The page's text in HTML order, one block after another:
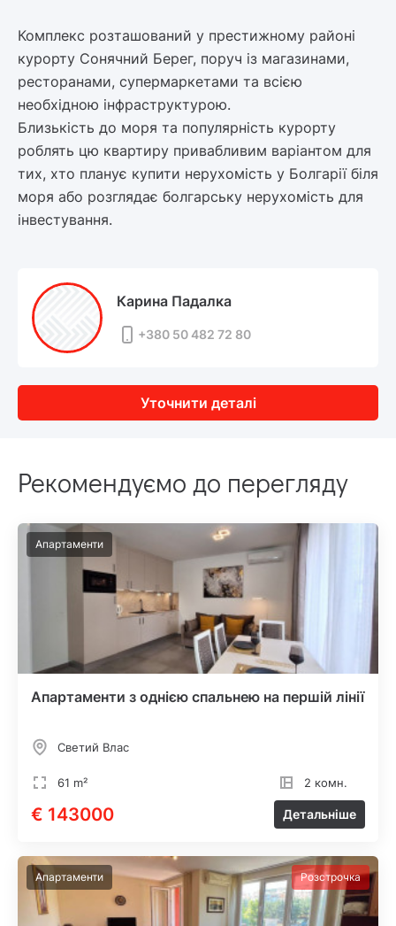
Комплекс розташований у престижному районі
курорту Сонячний Берег, поруч із магазинами,
ресторанами, супермаркетами та всією
необхідною інфраструктурою.
Близькість до моря та популярність курорту
роблять цю квартиру привабливим варіантом для
тих, хто планує купити нерухомість у Болгарії біля
моря або розглядає болгарську нерухомість для
інвестування.
Карина Падалка
+380 50 482 72 80
Уточнити деталі
Рекомендуємо до перегляду
Апартаменти
Апартаменти з однією спальнею на першій лінії
Светий Влас
61 m² 2 комн.
€ 143000 Детальніше
Апартаменти Розстрочка